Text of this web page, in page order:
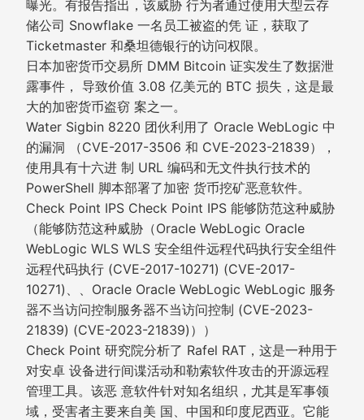
曝光。有报告指出，该威胁 行为者通过使用大型云存
储公司 Snowflake 一名员工被盗的凭 证，获取了
Ticketmaster 和桑坦德银行的访问权限。
日本加密货币交易所 DMM Bitcoin 证实发生了数据泄
露事件， 导致价值 3.08 亿美元的 BTC 损失，这是最
大的加密货币盗窃 案之一。
Water Sigbin 8220 团伙利用了 Oracle WebLogic 中
的漏洞 （CVE-2017-3506 和 CVE-2023-21839），
使用具有十六进 制 URL 编码和无文件执行技术的
PowerShell 脚本部署了加密 货币挖矿恶意软件。
Check Point IPS Check Point IPS 能够防范这种威胁
（能够防范这种威胁（Oracle WebLogic Oracle
WebLogic WLS WLS 安全组件远程代码执行安全组件
远程代码执行 (CVE-2017-10271) (CVE-2017-
10271)、、Oracle Oracle WebLogic WebLogic 服务
器不当访问控制服务器不当访问控制 (CVE-2023-
21839) (CVE-2023-21839)））
Check Point 研究院分析了 Rafel RAT，这是一种用于
对安卓 设备进行间谍活动和勒索软件攻击的开源远程
管理工具。该恶 意软件针对知名组织，尤其是军事领
域，受害者主要来自美 国、中国和印度尼西亚。它能